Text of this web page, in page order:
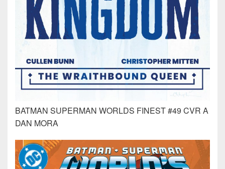
BATMAN SUPERMAN WORLDS FINEST #49 CVR A
DAN MORA